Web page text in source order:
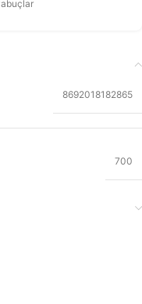
8692018182865
700